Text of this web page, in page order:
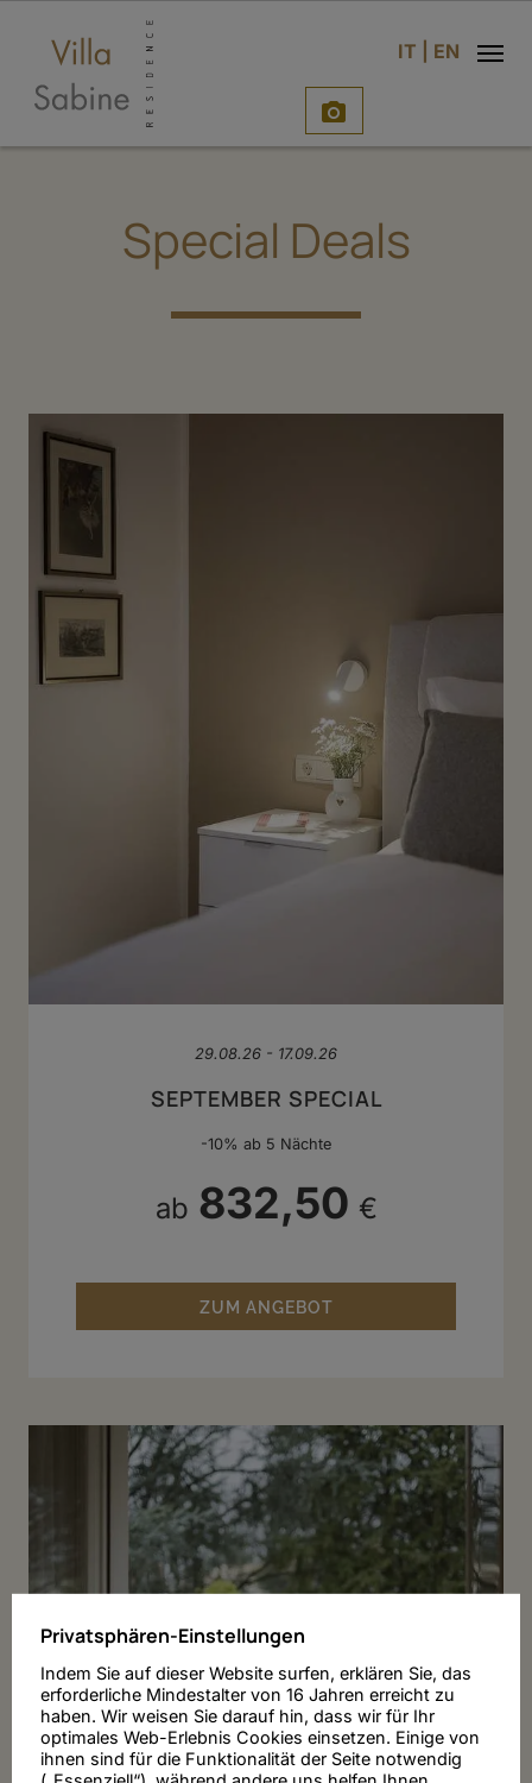
IT EN

Special Deals
29.08.26 - 17.09.26
SEPTEMBER SPECIAL
-10% ab 5 Nächte
ab 832,50 €
ZUM ANGEBOT
Privatsphären-Einstellungen
Indem Sie auf dieser Website surfen, erklären Sie, das
erforderliche Mindestalter von 16 Jahren erreicht zu
haben. Wir weisen Sie darauf hin, dass wir für Ihr
optimales Web-Erlebnis Cookies einsetzen. Einige von
ihnen sind für die Funktionalität der Seite notwendig